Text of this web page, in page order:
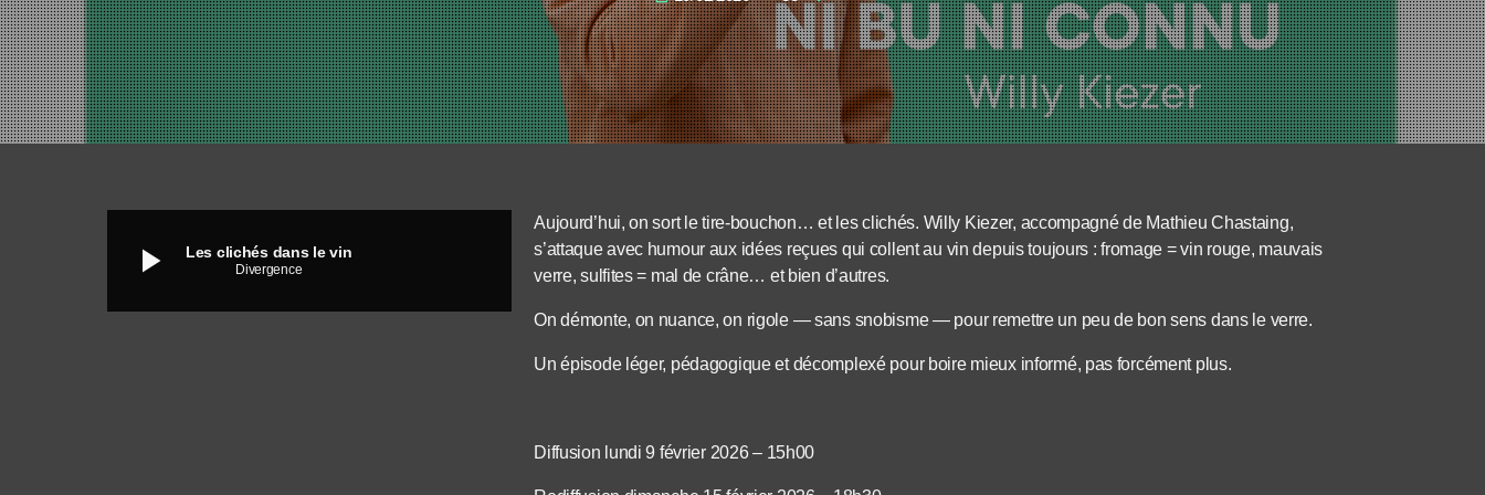
play_arrow Les clichés dans le vin
Divergence
Aujourd’hui, on sort le tire-bouchon… et les clichés. Willy Kiezer, accompagné de Mathieu Chastaing,
s’attaque avec humour aux idées reçues qui collent au vin depuis toujours : fromage = vin rouge, mauvais
verre, sulfites = mal de crâne… et bien d’autres.
On démonte, on nuance, on rigole — sans snobisme — pour remettre un peu de bon sens dans le verre.
Un épisode léger, pédagogique et décomplexé pour boire mieux informé, pas forcément plus.
Diffusion lundi 9 février 2026 – 15h00